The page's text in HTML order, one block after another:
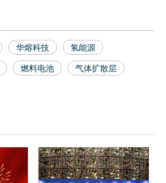
华熔科技
氢能源
燃料电池 气体扩散层